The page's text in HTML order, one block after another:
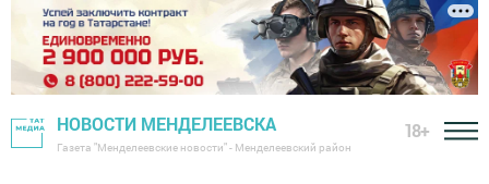
НОВОСТИ МЕНДЕЛЕЕВСКА
Газета "Менделеевские новости" - Менделеевский район
18+